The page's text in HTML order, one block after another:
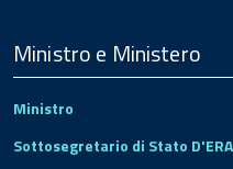
Footer
Ministro e Ministero
Ministro
Sottosegretario di Stato